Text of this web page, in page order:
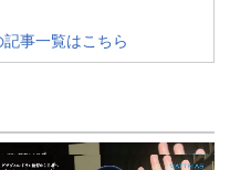
事一覧はこちら